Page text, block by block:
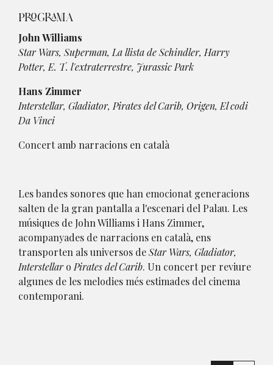
PROGRAMA
John Williams
Star Wars, Superman, La llista de Schindler, Harry
Potter, E. T. l'extraterrestre, Jurassic Park
Hans Zimmer
Interstellar, Gladiator, Pirates del Carib, Origen, El codi
Da Vinci
Concert amb narracions en català
Les bandes sonores que han emocionat generacions
salten de la gran pantalla a l'escenari del Palau. Les
músiques de John Williams i Hans Zimmer,
acompanyades de narracions en català, ens
transporten als universos deStar Wars, Gladiator,
Interstellar o Pirates del Carib. Un concert per reviure
algunes de les melodies més estimades del cinema
contemporani.